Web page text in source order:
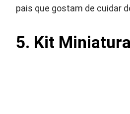
pais que gostam de cuidar
5. Kit